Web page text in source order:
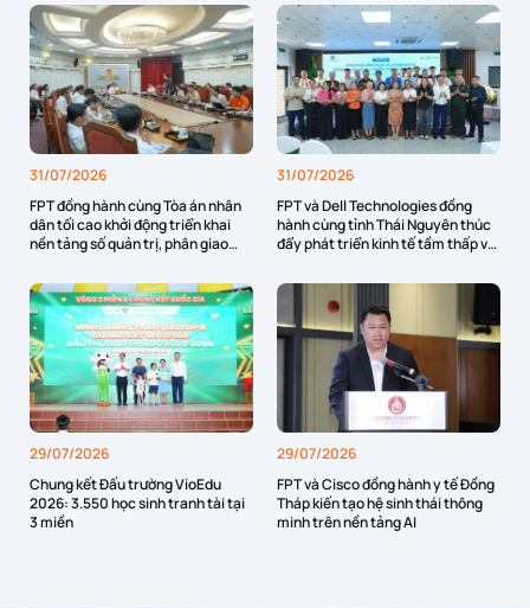
31/07/2026
FPT đồng hành cùng Tòa án nhân
dân tối cao khởi động triển khai
nền tảng số quản trị, phân giao
31/07/2026
FPT và Dell Technologies đồng
hành cùng tỉnh Thái Nguyên thúc
đẩy phát triển kinh tế tầm thấp và
29/07/2026
Chung kết Đấu trường VioEdu
2026: 3.550 học sinh tranh tài tại
3 miền
29/07/2026
FPT và Cisco đồng hành y tế Đồng
Tháp kiến tạo hệ sinh thái thông
minh trên nền tảng AI